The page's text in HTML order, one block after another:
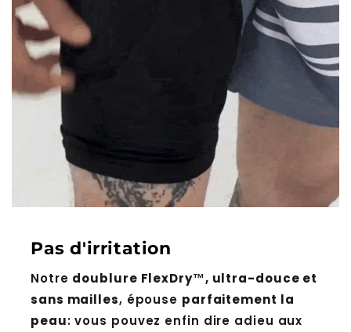
Pas d'irritation
Notre doublure FlexDry™, ultra-douce et
sans mailles, épouse parfaitement la
peau: vous pouvez enfin dire adieu aux